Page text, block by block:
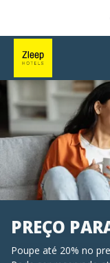
Diapositivo 1 de 1
PREÇO
Poupe até 20% no